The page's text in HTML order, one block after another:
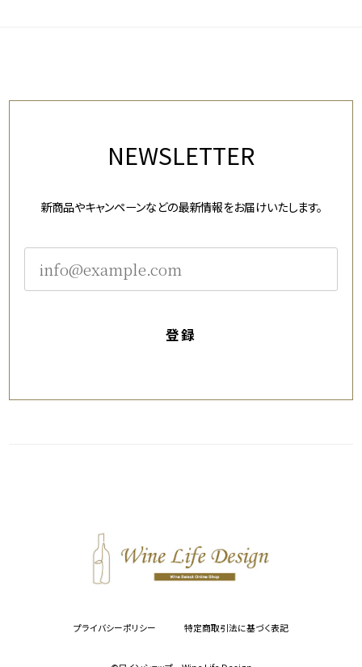
NEWSLETTER
新商品やキャンペーンなどの最新情報をお届けいたします。
登録
プライバシーポリシー 特定商取引法に基づく表記